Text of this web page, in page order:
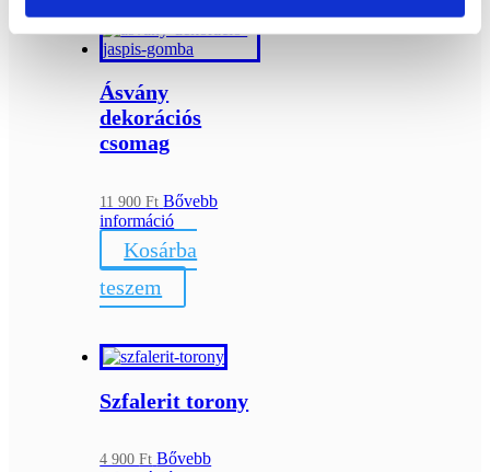
Ásvány
dekorációs
csomag
11 900Ft Bővebb
információ
Kosárba
teszem
Szfalerit torony
4 900Ft Bővebb